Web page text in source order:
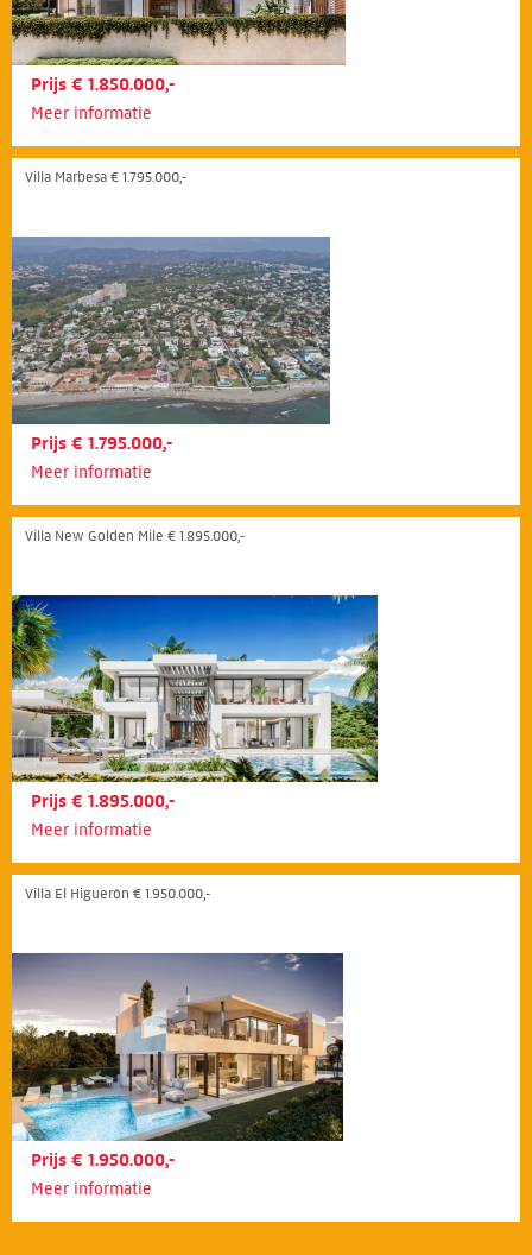
Prijs € 1.850.000,-
Meer informatie
Villa Marbesa € 1.795.000,-
Prijs € 1.795.000,-
Meer informatie
Villa New Golden Mile € 1.895.000,-
Prijs € 1.895.000,-
Meer informatie
Villa El Higuerón € 1.950.000,-
Prijs € 1.950.000,-
Meer informatie